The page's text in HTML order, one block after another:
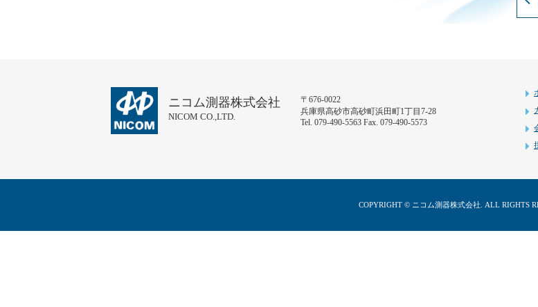
ニコム測器株式会社
NICOM CO.,LTD.
〒676-0022
兵庫県高砂市高砂町浜田町1丁目7-28
Tel. 079-490-5563 Fax. 079-490-5573
COPYRIGHT © ニコム測器株式会社. ALL RIGHTS